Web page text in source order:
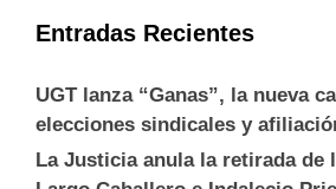
Entradas Recientes
UGT lanza “Ganas”, la nueva
elecciones sindicales y
La Justicia anula la retirada de